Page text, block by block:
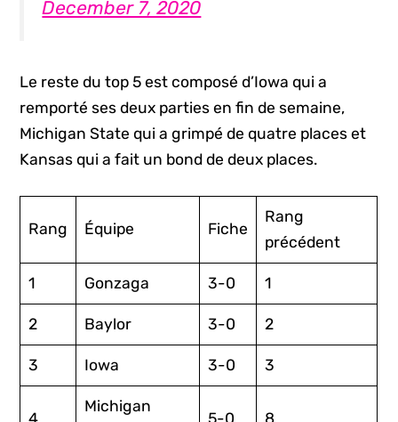
December 7, 2020
Le reste du top 5 est composé d’Iowa qui a
remporté ses deux parties en fin de semaine,
Michigan State qui a grimpé de quatre places et
Kansas qui a fait un bond de deux places.
Rang Équipe Fiche
Rang
précédent
1 Gonzaga 3-0 1
2 Baylor 3-0 2
3 Iowa 3-0 3
Michigan